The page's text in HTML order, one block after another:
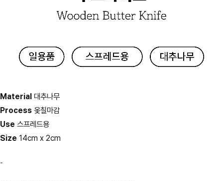
Material 대추나무
Process 옻칠마감
Use 스프레드용
Size 14cm x 2cm
-